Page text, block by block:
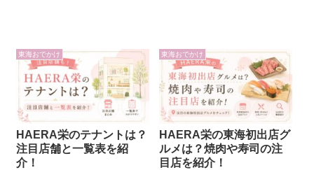
東海おでかけ
HAERA栄のテナントは？
注目店舗と一覧表を紹
介！
東海おでかけ
HAERA栄の東海初出店グ
ルメは？焼肉や寿司の注
目店を紹介！